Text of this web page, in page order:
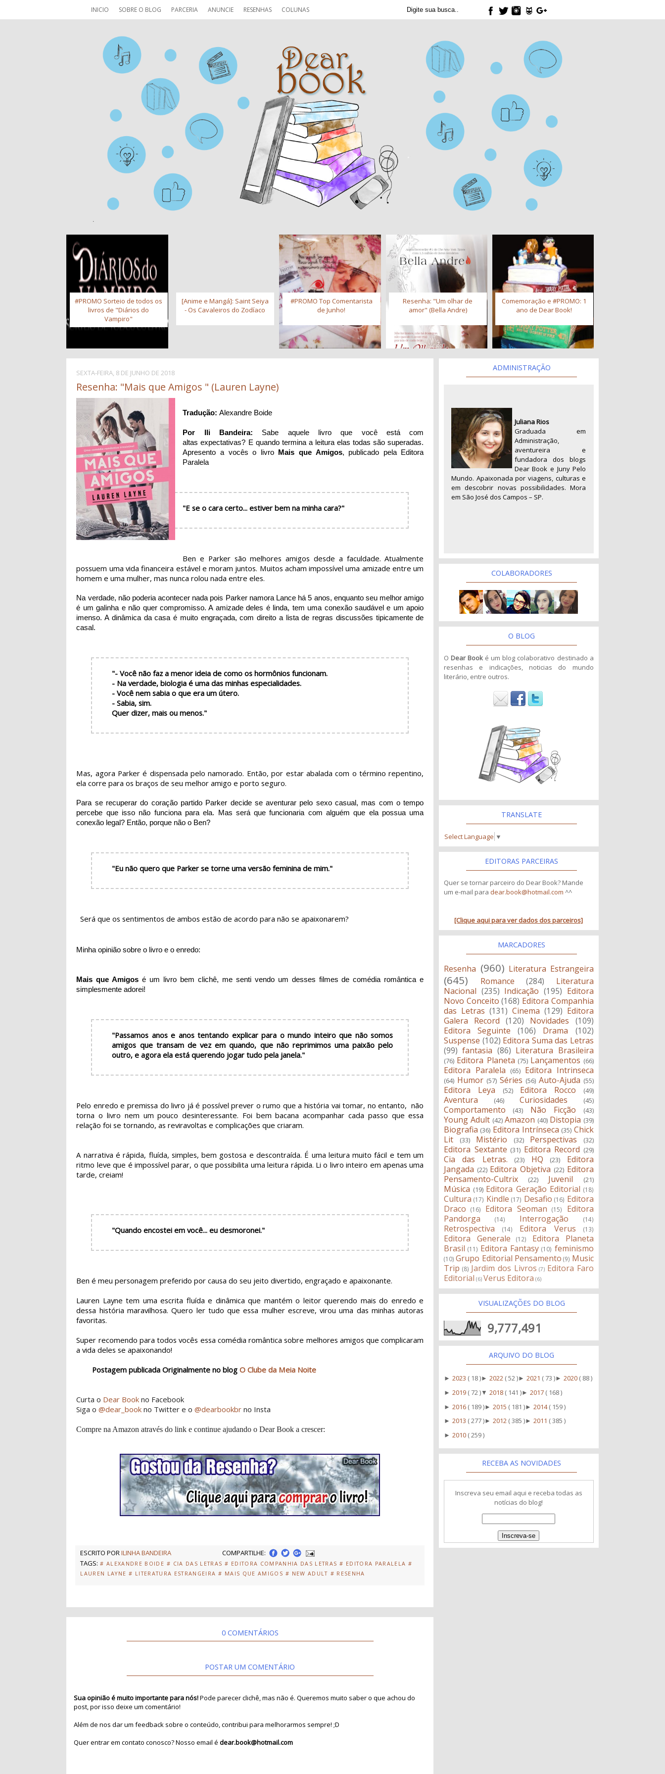
INICIO SOBRE O BLOG PARCERIA ANUNCIE RESENHAS COLUNAS
#PROMO Sorteio de todos os
livros de "Diários do
Vampiro"
[Anime e Mangá]: Saint Seiya
- Os Cavaleiros do Zodíaco
#PROMO Top Comentarista
de Junho!
Resenha: "Um olhar de
amor" (Bella Andre)
Comemoração e #PROMO: 1
ano de Dear Book!
SEXTA-FEIRA, 8 DE JUNHO DE 2018
Resenha: "Mais que Amigos " (Lauren Layne)
Tradução:Alexandre Boide
Por Ili Bandeira: Sabe aquele livro que você está com
altas expectativas? E quando termina a leitura elas todas são superadas.
Apresento a vocês o livro Mais que Amigos, publicado pela Editora
Paralela
"E se o cara certo... estiver bem na minha cara?"
Ben e Parker são melhores amigos desde a faculdade. Atualmente
possuem uma vida financeira estável e moram juntos. Muitos acham impossível uma amizade entre um
homem e uma mulher, mas nunca rolou nada entre eles.
Na verdade, não poderia acontecer nada pois Parker namora Lance há 5 anos, enquanto seu melhor amigo
é um galinha e não quer compromisso. A amizade deles é linda, tem uma conexão saudável e um apoio
imenso. A dinâmica da casa é muito engraçada, com direito a lista de regras discussões tipicamente de
casal.
"- Você não faz a menor ideia de como os hormônios funcionam.
- Na verdade, biologia é uma das minhas especialidades.
- Você nem sabia o que era um útero.
- Sabia, sim.
Quer dizer, mais ou menos."
Mas, agora Parker é dispensada pelo namorado. Então, por estar abalada com o término repentino,
ela corre para os braços de seu melhor amigo e porto seguro.
Para se recuperar do coração partido Parker decide se aventurar pelo sexo casual, mas com o tempo
percebe que isso não funciona para ela. Mas será que funcionaria com alguém que ela possua uma
conexão legal? Então, porque não o Ben?
"Eu não quero que Parker se torne uma versão feminina de mim."
Será que os sentimentos de ambos estão de acordo para não se apaixonarem?
Minha opinião sobre o livro e o enredo:
Mais que Amigos é um livro bem clichê, me senti vendo um desses filmes de comédia romântica e
simplesmente adorei!
"Passamos anos e anos tentando explicar para o mundo inteiro que não somos
amigos que transam de vez em quando, que não reprimimos uma paixão pelo
outro, e agora ela está querendo jogar tudo pela janela."
Pelo enredo e premissa do livro já é possível prever o rumo que a história vai tomar, no entanto,  não
torna o livro nem um pouco desinteressante. Foi bem bacana acompanhar cada passo que essa
relação foi se tornando, as reviravoltas e complicações que criaram.
A narrativa é rápida, fluída, simples, bem gostosa e descontraída. É uma leitura muito fácil e tem um
ritmo leve que é impossível parar, o que possibilita uma leitura rápida. Li o livro inteiro em apenas uma
tarde, creiam!
"Quando encostei em você... eu desmoronei."
Ben é meu personagem preferido por causa do seu jeito divertido, engraçado e apaixonante.
Lauren Layne tem uma escrita fluída e dinâmica que mantém o leitor querendo mais do enredo e
dessa história maravilhosa. Quero ler tudo que essa mulher escreve, virou uma das minhas autoras
favoritas.
Super recomendo para todos vocês essa comédia romântica sobre melhores amigos que complicaram
a vida deles se apaixonando!
Postagem publicada Originalmente no blogO Clube da Meia Noite
Curta o Dear Book no Facebook
Siga o@dear_book no Twitter e o@dearbookbr no Insta
Compre na Amazon através do link e continue ajudando o Dear Book a crescer:
ESCRITO PORILINHA BANDEIRA
COMPARTILHE:
TAGS: # ALEXANDRE BOIDE # CIA DAS LETRAS # EDITORA COMPANHIA DAS LETRAS # EDITORA PARALELA #
LAUREN LAYNE # LITERATURA ESTRANGEIRA # MAIS QUE AMIGOS # NEW ADULT # RESENHA
0 COMENTÁRIOS
POSTAR UM COMENTÁRIO
Sua opinião é muito importante para nós!Pode parecer clichê, mas não é. Queremos muito saber o que achou do
post, por isso deixe um comentário!
Além de nos dar um feedback sobre o conteúdo, contribui para melhorarmos sempre! ;D
Quer entrar em contato conosco? Nosso email édear.book@hotmail.com
ADMINISTRAÇÃO
Juliana Rios
Graduada em
Administração,
aventureira e
fundadora dos blogs
Dear Book e Juny Pelo
Mundo. Apaixonada por viagens, culturas e
em descobrir novas possibilidades. Mora
em São José dos Campos – SP.
COLABORADORES
O BLOG
O Dear Book é um blog colaborativo destinado a
resenhas e indicações, noticias do mundo
literário, entre outros.
TRANSLATE
Select Language ▼
EDITORAS PARCEIRAS
Quer se tornar parceiro do Dear Book? Mande
um e-mail para dear.book@hotmail.com ^^
[Clique aqui para ver dados dos parceiros]
MARCADORES
Resenha (960) Literatura Estrangeira
(645) Romance (284)
Literatura
Nacional (235) Indicação (195) Editora
Novo Conceito (168) Editora Companhia
das Letras (131) Cinema (129) Editora
Galera Record
(120) Novidades
(109)
Editora Seguinte
(106) Drama
(102)
Suspense (102) Editora Suma das Letras
(99) fantasia (86) Literatura Brasileira
(76) Editora Planeta (75) Lançamentos (66)
Editora Paralela (65) Editora Intrinseca
(64) Humor (57) Séries (56) Auto-Ajuda (55)
Editora Leya (52) Editora Rocco (49)
Aventura (46) Curiosidades (45)
Comportamento (43) Não Ficção (43)
Young Adult (42) Amazon (40) Distopia (39)
Biografia (36) Editora Intrínseca (35) Chick
Lit
(33) Mistério (32) Perspectivas (32)
Editora Sextante (31) Editora Record (29)
Cia das Letras. (23) HQ (23)
Editora
Jangada (22) Editora Objetiva (22) Editora
Pensamento-Cultrix
(22) Juvenil (21)
Música (19) Editora Geração Editorial (18)
Cultura (17) Kindle (17) Desafio (16) Editora
Draco
(16) Editora Seoman (15)
Editora
Pandorga
(14) Interrogação (14)
Retrospectiva (14) Editora Verus (13)
Editora Generale (12)
Editora Planeta
Brasil (11) Editora Fantasy (10) feminismo
(10) Grupo Editorial Pensamento (9) Music
Trip (8) Jardim dos Livros (7) Editora Faro
Editorial (6) Verus Editora (6)
VISUALIZAÇÕES DO BLOG
9,777,491
ARQUIVO DO BLOG
►2023 ( 18 )►2022 ( 52 )►2021 ( 73 )►2020 ( 88 )
►2019 ( 72 ) ▼2018 ( 141 )►2017 ( 168 )
►2016 ( 189 )►2015 ( 181 )►2014( 159 )
►2013 ( 277 )►2012 ( 385 )►2011 ( 385 )
►2010 ( 259 )
RECEBA AS NOVIDADES
Inscreva seu email aqui e receba todas as
notícias do blog!